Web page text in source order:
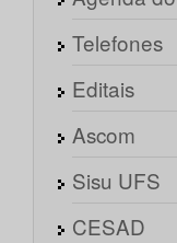
Telefones
Editais
Ascom
Sisu UFS
CESAD